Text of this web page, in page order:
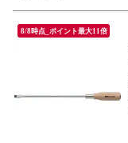
8/8時点_ポイント最大11倍